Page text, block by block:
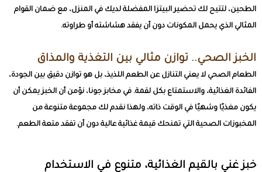
الطحين، لتتيح لك تحضير البيتزا المفضلة لديك في المنزل، مع ضمان القوام
المثالي الذي يحمل المكونات دون أن يفقد هشاشته أو طراوته.
الخبز الصحي.. توازن مثالي بين التغذية والمذاق
الطعام الصحي لا يعني التنازل عن الطعم اللذيذ، بل هو توازن دقيق بين الجودة،
الفائدة الغذائية، والاستمتاع بكل لقمة. في مخابز جونا، نؤمن أن الخبز يمكن أن
يكون مغذيًا وشهيًا في الوقت ذاته، ولهذا نقدم لك مجموعة متنوعة من
المخبوزات الصحية التي تمنحك قيمة غذائية عالية دون أن تفقد متعة الطعم.
خبز غني بالقيم الغذائية، متنوع في الاستخدام